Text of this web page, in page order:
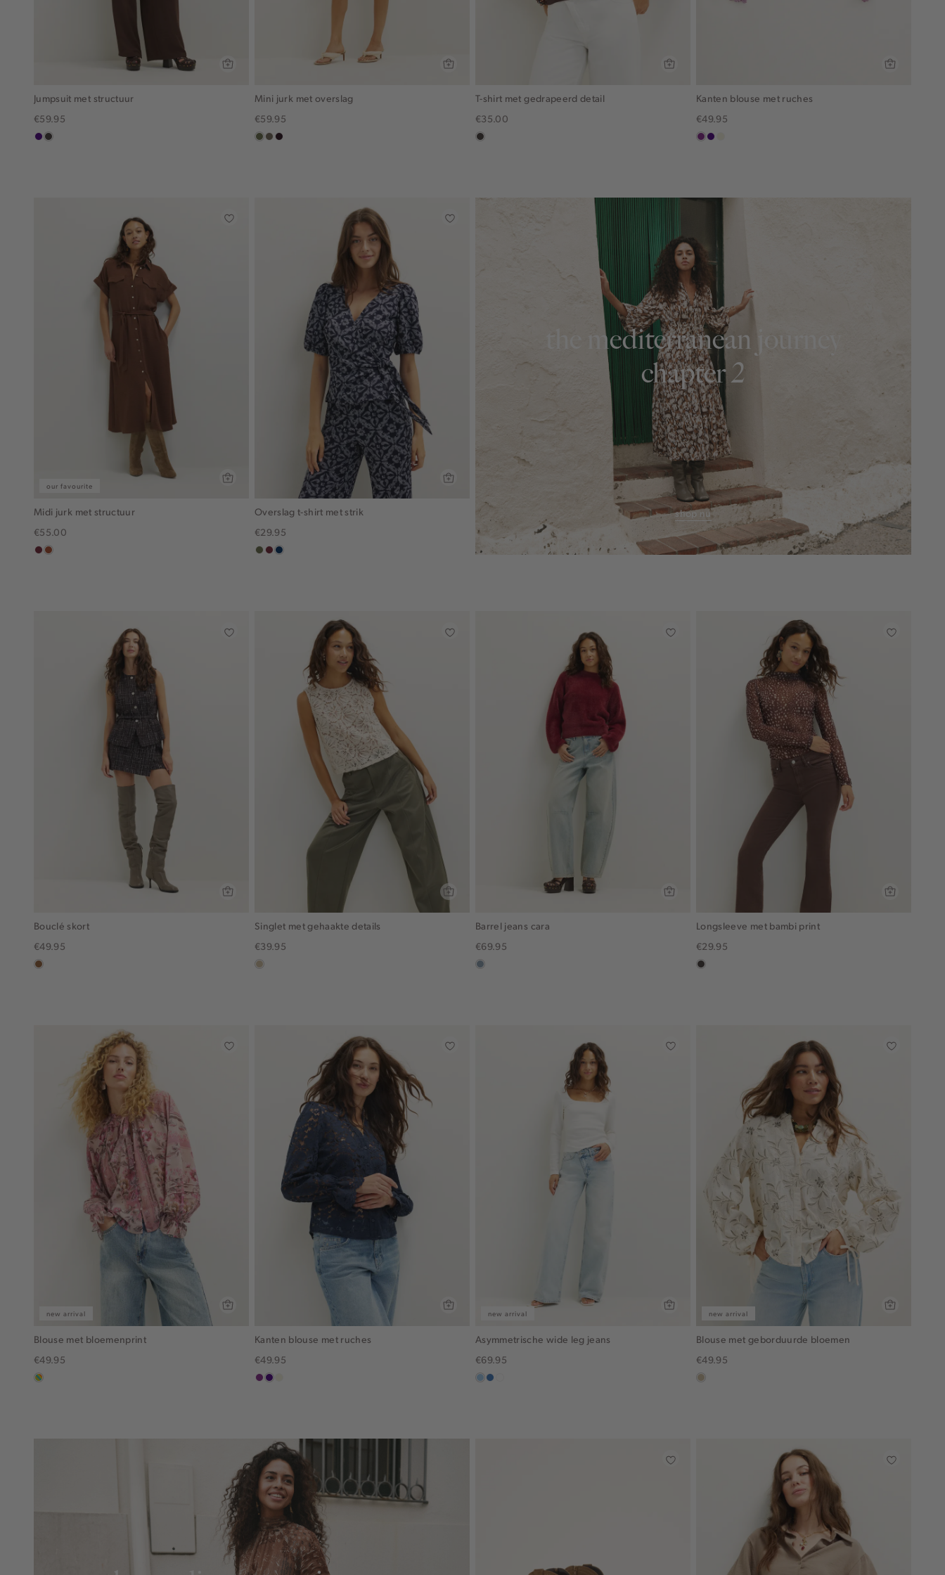
Jumpsuit met structuur
€59.95
indigochoco
Mini jurk met overslag
€59.95
groen,
middenbruin
bordeaux,
T-shirt met gedrapeerd detail
€35.00
choco
Kanten blouse met ruches
€49.95
middenpaars
indigo
our favourite
Midi jurk met structuur
€55.00
bordeaux
bruin
Overslag t-shirt met strik
€29.95
groen,
brique
donkerblauw
the mediterranean journey
chapter 2
shop nu
Bouclé skort
€49.95
deepmocca
Singlet met gehaakte details
€39.95
lichtzand
Barrel jeans cara
€69.95
dusty
Longsleeve met bambi print
€29.95
choco
new arrival
Blouse met bloemenprint
€49.95
meerkleurig
Kanten blouse met ruches
€49.95
middenpaars
indigo
new arrival
Asymmetrische wide leg jeans
€69.95
blauw,blauw,
new arrival
Blouse met geborduurde bloemen
€49.95
lichtzand